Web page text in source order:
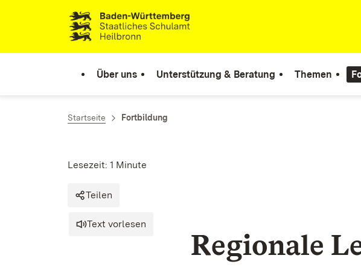
Zum Inhalt springen
Link zur Startseite
Über uns Unterstützung & Beratung Themen
Startseite Fortbildung
Lesezeit: 1 Minute
Teilen
Text vorlesen
Regionale